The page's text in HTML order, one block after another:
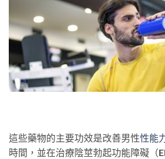
這些藥物的主要功效是改善男性性能
時間，並在治療陰莖勃起功能障礙（